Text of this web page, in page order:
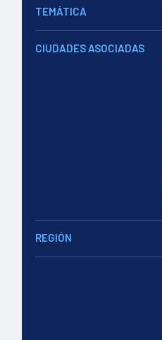
TEMÁTICA
CIUDADES ASOCIADAS
REGIÓN